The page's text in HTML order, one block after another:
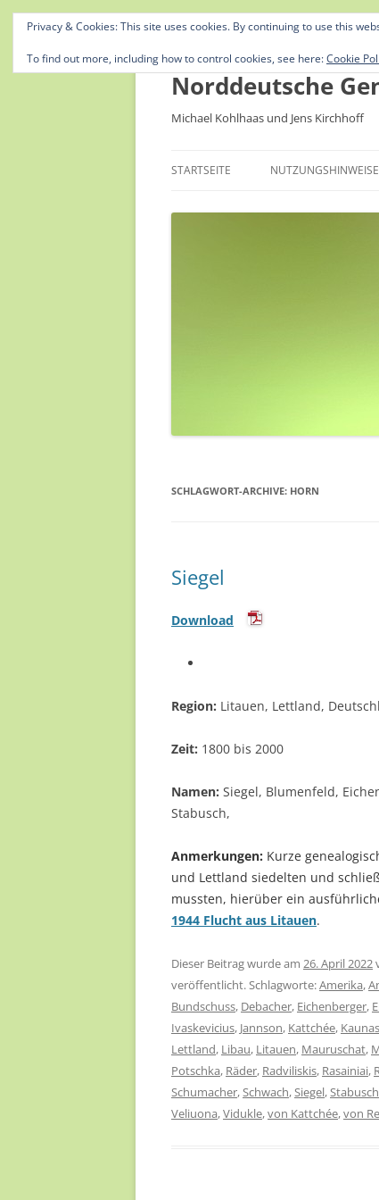
Norddeutsche
Michael Kohlhaas und Jens Kirchhoff
STARTSEITE NUTZUNGSHINWEISE
SCHLAGWORT-ARCHIVE: HORN
Siegel
Download
Region: Litauen, Lettland,
Zeit: 1800 bis 2000
Namen: Siegel, Blumenfeld,
Stabusch,
Anmerkungen: Kurze
und Lettland siedelten und
mussten, hierüber ein
1944 Flucht aus Litauen.
Dieser Beitrag wurde am 26. April 2022
veröffentlicht. Schlagworte:Amerika,
Bundschuss, Debacher, Eichenberger,
Ivaskevicius, Jannson, Kattchée, Kaunas
Lettland, Libau, Litauen, Mauruschat,
Potschka, Räder, Radviliskis, Rasainiai,
Schumacher,Schwach,Siegel,Stabusch
Veliuona,Vidukle,von Kattchée,von
Privacy & Cookies: This site uses cookies. By continuing to use this
To find out more, including how to control cookies, see here:Cookie